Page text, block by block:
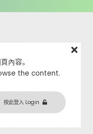
詢
何為您帶來巨大的線上商
everything you
內容。
the content.
按此登入 Login